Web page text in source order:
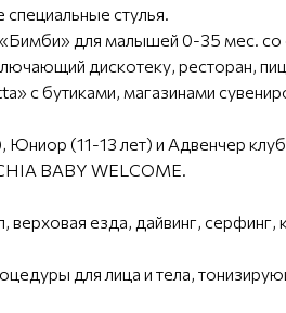
стулья.
для малышей 0-35 мес.
дискотеку, ресторан,
с бутиками, магазинами
(11-13 лет) и Адвенчер
BABY WELCOME.
езда, дайвинг,
для лица и тела,